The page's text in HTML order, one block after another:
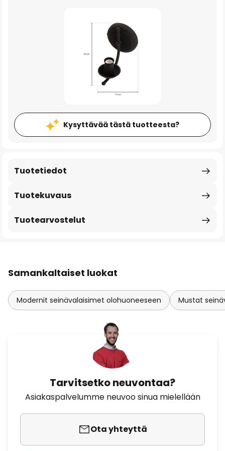
Kysyttävää tästä tuotteesta?
Tuotekuvaus
Tuotetiedot
Tuotearvostelut
Samankaltaiset luokat
Modernit seinävalaisimet olohuoneeseen Mustat
Tarvitsetko neuvontaa?
Asiakaspalvelumme neuvoo sinua mielellään
Ota yhteyttä